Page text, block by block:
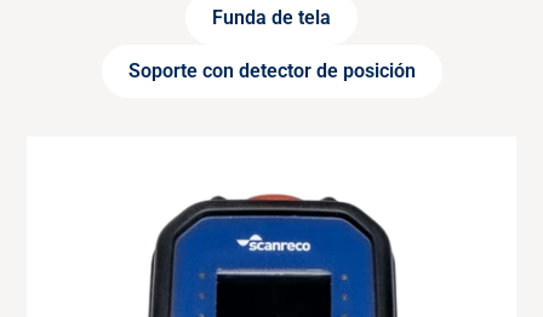
Funda de tela
Soporte con detector de posición